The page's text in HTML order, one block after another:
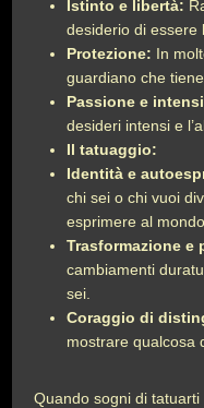
Istinto e libertà:
desiderio di essere
Protezione: In
guardiano che
Passione e
desideri intensi e
Il tatuaggio:
Identità e
chi sei o chi vuoi
esprimere al mondo.
Trasformazione e
cambiamenti
sei.
Coraggio di
mostrare qualcosa
Quando sogni di